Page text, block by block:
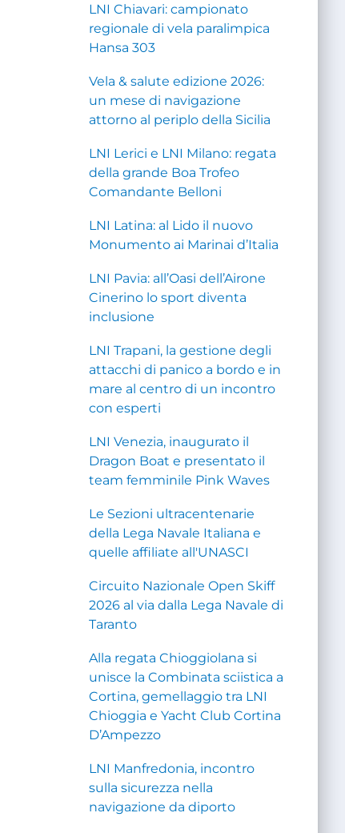
LNI Chiavari: campionato
regionale di vela paralimpica
Hansa 303
Vela & salute edizione 2026:
un mese di navigazione
attorno al periplo della Sicilia
LNI Lerici e LNI Milano: regata
della grande Boa Trofeo
Comandante Belloni
LNI Latina: al Lido il nuovo
Monumento ai Marinai d’Italia
LNI Pavia: all’Oasi dell’Airone
Cinerino lo sport diventa
inclusione
LNI Trapani, la gestione degli
attacchi di panico a bordo e in
mare al centro di un incontro
con esperti
LNI Venezia, inaugurato il
Dragon Boat e presentato il
team femminile Pink Waves
Le Sezioni ultracentenarie
della Lega Navale Italiana e
quelle affiliate all'UNASCI
Circuito Nazionale Open Skiff
2026 al via dalla Lega Navale di
Taranto
Alla regata Chioggiolana si
unisce la Combinata sciistica a
Cortina, gemellaggio tra LNI
Chioggia e Yacht Club Cortina
D’Ampezzo
LNI Manfredonia, incontro
sulla sicurezza nella
navigazione da diporto